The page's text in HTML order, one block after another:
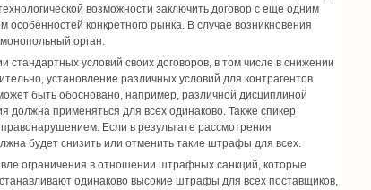
возможности заключить договор с еще одним
конкретного рынка. В случае возникновения
орган.
условий своих договоров, в том числе в снижении
установление различных условий для контрагентов
быть обосновано, например, различной дисциплиной
должна применяться для всех одинаково. Также спикер
Если в результате рассмотрения
будет снизить или отменить такие штрафы для всех.
ограничения в отношении штрафных санкций, которые
одинаково высокие штрафы для всех поставщиков,